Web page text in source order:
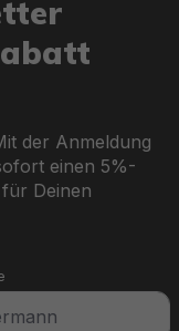
der Anmeldung
einen 5%-
Deinen